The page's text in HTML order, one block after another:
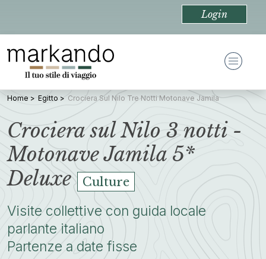
Login
Home Egitto Crociera Sul Nilo Tre Notti Motonave Jamila
Crociera sul Nilo 3 notti -
Motonave Jamila 5*
Deluxe
Culture
Visite collettive con guida locale
parlante italiano
Partenze a date fisse